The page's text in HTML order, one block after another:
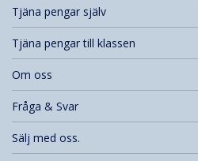
Tjäna pengar själv
Tjäna pengar till klassen
Om oss
Fråga & Svar
Sälj med oss.